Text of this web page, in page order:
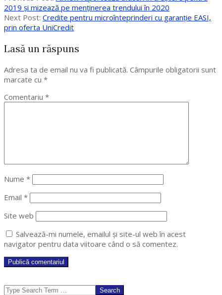
08-
24
2019 și mizează pe menținerea trendului în 2020
Next Post: Credite pentru microînteprinderi cu garanție EASI,
prin oferta UniCredit
Lasă un răspuns
Adresa ta de email nu va fi publicată. Câmpurile obligatorii sunt
marcate cu *
Comentariu *
Nume *
Email *
Site web
Salvează-mi numele, emailul și site-ul web în acest
navigator pentru data viitoare când o să comentez.
Search